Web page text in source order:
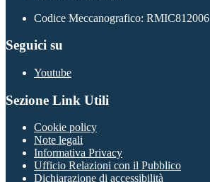
Codice Meccanografico: RMIC812006
Seguici su
Youtube
Sezione Link Utili
Cookie policy
Note legali
Informativa Privacy
Ufficio Relazioni con il Pubblico
Dichiarazione di accessibilità